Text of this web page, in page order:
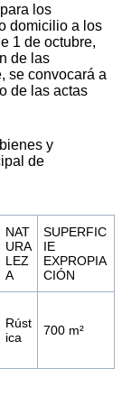
los
domicilio a los
1 de octubre,
de las
se convocará a
de las actas
y
de
NAT
URA
LEZ
A
SUPERFIC
IE
EXPROPIA
CIÓN
Rúst
ica
700 m²